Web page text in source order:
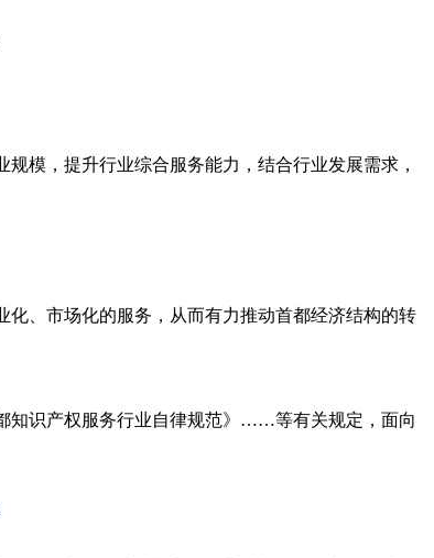
模，提升行业综合服务能力，结合行业发展需求，
、市场化的服务，从而有力推动首都经济结构的转
知识产权服务行业自律规范》……等有关规定，面向